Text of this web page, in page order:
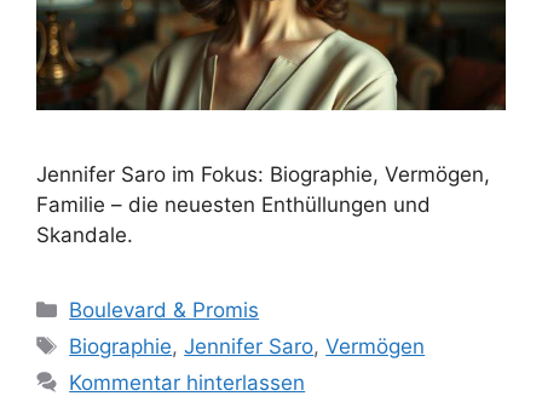
Jennifer Saro im Fokus: Biographie, Vermögen,
Familie – die neuesten Enthüllungen und
Skandale.
Kategorien
Boulevard & Promis
Schlagwörter
Biographie,Jennifer Saro,Vermögen
Kommentar hinterlassen